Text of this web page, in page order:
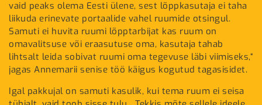
vaid peaks olema Eesti ülene, sest lõppkasutaja ei taha
liikuda erinevate portaalide vahel ruumide otsingul.
Samuti ei huvita ruumi lõpptarbijat kas ruum on
omavalitsuse või eraasutuse oma, kasutaja tahab
lihtsalt leida sobivat ruumi oma tegevuse läbi viimiseks,“
jagas Annemarii senise töö käigus kogutud tagasisidet.
Igal pakkujal on samuti kasulik, kui tema ruum ei seisa